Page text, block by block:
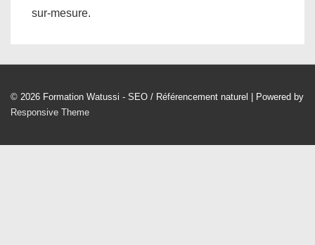
sur-mesure.
© 2026 Formation Watussi - SEO / Référencement naturel
| Powered by
Responsive Theme